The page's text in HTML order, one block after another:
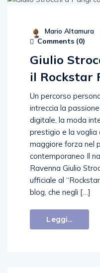
Mario Altamura
Comments (0)
Giulio
il Rockstar
Un percorso
intreccia la
digitale, la moda
prestigio e la voglia
maggiore forza nel
contemporaneo Il
Ravenna Giulio
ufficiale al
blog, che negli […]
Leggi...